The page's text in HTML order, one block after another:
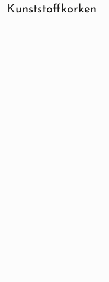
Kunststoffkorken